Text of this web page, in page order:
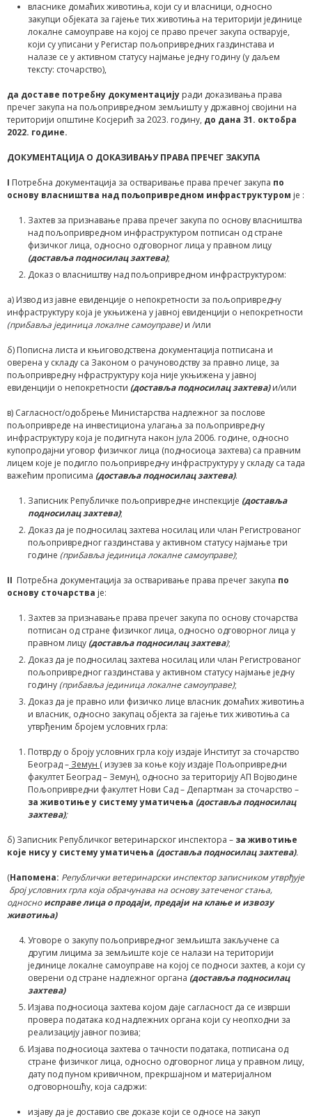
власнике домаћих животиња, који су и власници, односно
закупци објеката за гајење тих животиња на територији јединице
локалне самоуправе на којој се право пречег закупа остварује,
који су уписани у Регистар пољопривредних газдинстава и
налазе се у активном статусу најмање једну годину (у даљем
тексту: сточарство),
да доставе потребну документацију ради доказивања права
пречег закупа на пољопривредном земљишту у државној својини на
територији општине Косјерић за 2023. годину, до дана 31. октобра
2022. године.
ДОКУМЕНТАЦИЈА О ДОКАЗИВАЊУ ПРАВА ПРЕЧЕГ ЗАКУПА
I Потребна документација за остваривање права пречег закупа по
основу власништва над пољопривредном инфраструктуром je :
Захтев за признавање права пречег закупа по основу власништва
над пољопривредном инфраструктуром потписан од стране
физичког лица, односно одговорног лица у правном лицу
(доставља подносилац захтева);
Доказ о власништву над пољопривредном инфраструктуром:
а) Извод из јавне евиденције о непокретности за пољопривредну
инфраструктуру која је укњижена у јавној евиденцији о непокретности
(прибавља јединица локалне самоуправе)и /или
б) Пописна листа и књиговодствена документација потписана и
оверена у складу са Законом о рачуноводству за правно лице, за
пољопривредну нфраструктуру која није укњижена у јавној
евиденцији о непокретности (доставља подносилац захтева)и/или
в) Сагласност/одобрење Министарства надлежног за послове
пољопривреде на инвестициона улагања за пољопривредну
инфраструктуру која је подигнута након јула 2006. године, односно
купопродајни уговор физичког лица (подносиоца захтева) са правним
лицем које је подигло пољопривредну инфраструктуру у складу са тада
важећим прописима (доставља подносилац захтева).
Записник Републичке пољопривредне инспекције (доставља
подносилац захтева);
Доказ да је подносилац захтева носилац или члан Регистрованог
пољопривредног газдинстава у активном статусу најмање три
године (прибавља јединица локалне самоуправе);
II Потребна документација за остваривање права пречег закупа по
основу сточарства je:
Захтев за признавање права пречег закупа по основу сточарства
потписан од стране физичког лица, односно одговорног лица у
правном лицу (доставља подносилац захтева);
Доказ да је подносилац захтева носилац или члан Регистрованог
пољопривредног газдинстава у активном статусу најмање једну
годину (прибавља јединица локалне самоуправе);
Доказ да је правно или физичко лице власник домаћих животиња
и власник, односно закупац објекта за гајење тих животиња са
утврђеним бројем условних грла:
Потврду о броју условних грла коју издаје Институт за сточарство
Београд – Земун ( изузев за коње коју издаје Пољопривредни
факултет Београд – Земун), односно за територију АП Војводине
Пољопривредни факултет Нови Сад – Департман за сточарство –
за животиње у систему уматичења (доставља подносилац
захтева);
б) Записник Републичког ветеринарског инспектора – за животиње
које нису у систему уматичења (доставља подносилац захтева).
(Напомена: Републички ветеринарски инспектор записником утврђује
број условних грла која обрачунава на основу затеченог стања,
односноисправе лица о продаји, предаји на клање и извозу
животиња)
Уговоре о закупу пољопривредног земљишта закључене са
другим лицима за земљиште које се налази на територији
јединице локалне самоуправе на којој се подноси захтев, а који су
оверени од стране надлежног органа (доставља подносилац
захтева)
Изјава подносиоца захтева којом даје сагласност да се изврши
провера података код надлежних органа који су неопходни за
реализацију јавног позива;
Изјава подносиоца захтева о тачности података, потписанa од
стране физичког лица, односно одговорног лица у правном лицу,
дату под пуном кривичном, прекршајном и материјалном
одговорношћу, која садржи:
изјаву да је доставио све доказе који се односе на закуп